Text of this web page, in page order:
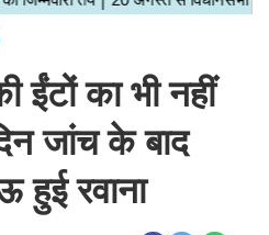
ईंटों का भी नहीं
जांच के बाद
रवाना